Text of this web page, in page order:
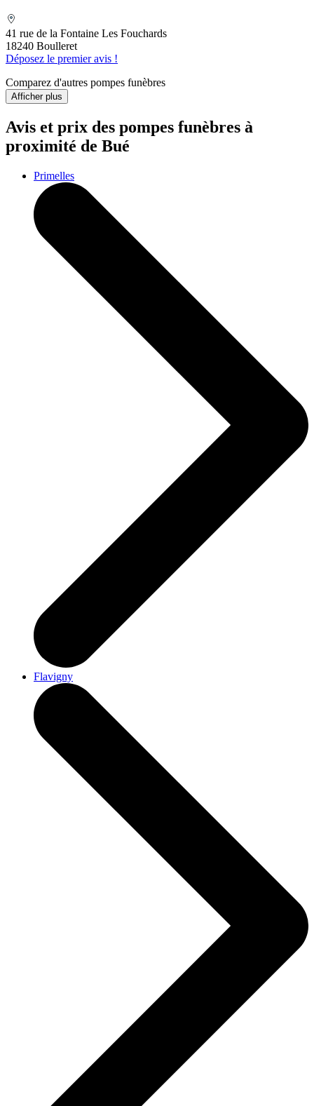
41 rue de la Fontaine Les Fouchards
18240 Boulleret
Déposez le premier avis !
Comparez d'autres pompes funèbres
Afficher plus
Avis et prix des pompes funèbres à
proximité de Bué
Primelles
Flavigny